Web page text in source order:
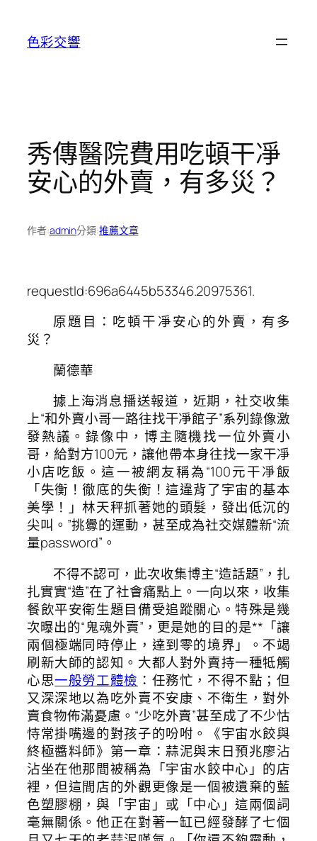
色彩交響
秀傳醫院費用吃頓干凈
安心的外賣，有多災？
作者:admin分類:推薦文章
requestId:696a6445b53346.20975361.
原題目：吃頓干凈安心的外賣，有多
災？
蘭德華
據上海消息播送報道，近期，社交收集
上“和外賣小哥一路往找干凈館子”系列錄像激
發熱議。錄像中，博主隨機找一位外賣小
哥，給對方100元，讓他帶本身往找一家干凈
小店吃飯。這一被網友稱為“100元干凈飯
「失衡！徹底的失衡！這違背了宇宙的基本
美學！」林天秤抓著她的頭髮，發出低沉的
尖叫。”挑釁的運動，甚至成為社交媒體新“流
量password”。
不得不認可，此次收集博主“造話題”，扎
扎實實“造”在了社會痛點上。一向以來，收集
餐飲平安衛生題目備受追蹤關心。特殊是幾
次曝出的“鬼魂外賣”，更是她的目的是**「讓
兩個極端同時停止，達到零的境界」。不竭
刷新大師的認知。大都人對外賣持一種牴觸
心思一般勞工體檢 ：任務忙，不得不點；但
又深深地以為吃外賣不安康、不衛生，對外
賣食物佈滿憂慮。“少吃外賣”甚至成了不少怙
恃常掛嘴邊的對孩子的吩咐。《宇宙水餃與
終極醬料師》第一章：蒜泥與末日預兆廖沾
沾坐在他那間被稱為「宇宙水餃中心」的店
裡，但這間店的外觀更像是一個被遺棄的藍
色塑膠棚，與「宇宙」或「中心」這兩個詞
毫無關係。他正在對著一缸已經發酵了七個